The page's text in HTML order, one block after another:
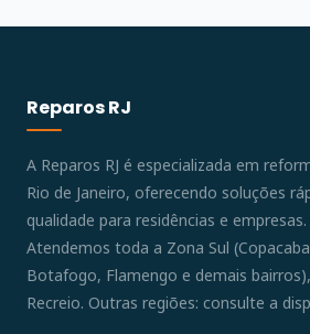
Reparos RJ
A Reparos RJ é especializada em
Rio de Janeiro, oferecendo soluções
qualidade para residências e empresas.
Atendemos toda a Zona Sul
Botafogo, Flamengo e demais
Recreio. Outras regiões: consulte a